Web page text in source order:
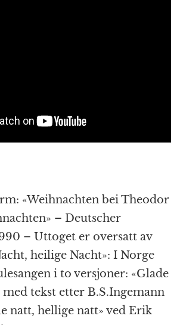
«Weihnachten bei Theodor
– Deutscher
– Uttoget er oversatt av
heilige Nacht»: I Norge
i to versjoner: «Glade
tekst etter B.S.Ingemann
natt, hellige natt» ved Erik